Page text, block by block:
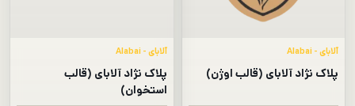
آلابای - Alabai
پلاک نژاد آلابای (قالب اوژن)
آلابای - Alabai
پلاک نژاد آلابای (قالب
استخوان)